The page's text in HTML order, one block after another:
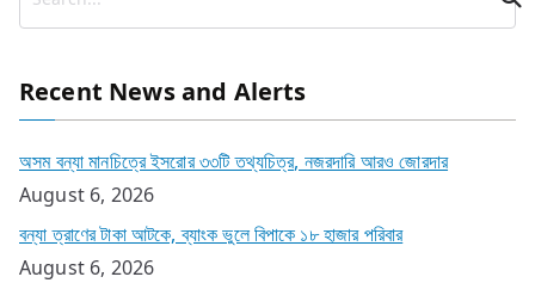
Recent News and Alerts
অসম বন্যা মানচিত্রে ইসরোর ৩৩টি তথ্যচিত্র, নজরদারি আরও জোরদার
August 6, 2026
বন্যা ত্রাণের টাকা আটকে, ব্যাংক ভুলে বিপাকে ১৮ হাজার পরিবার
August 6, 2026